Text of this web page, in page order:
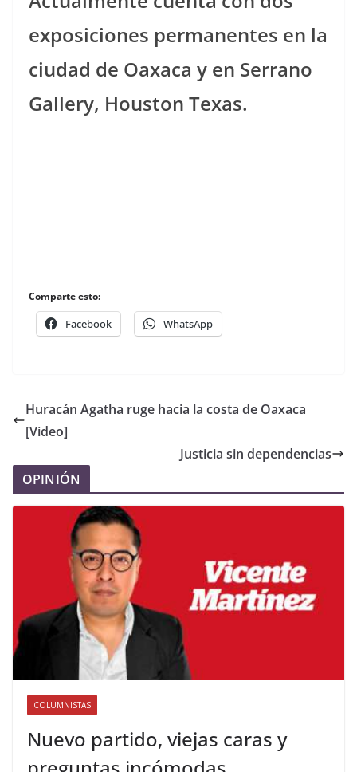
exposiciones permanentes en la
ciudad de Oaxaca y en Serrano
Gallery, Houston Texas.
Comparte esto:
Facebook WhatsApp
Huracán Agatha ruge hacia la costa de Oaxaca
[Video]
Justicia sin dependencias
OPINIÓN
COLUMNISTAS
Nuevo partido, viejas caras y